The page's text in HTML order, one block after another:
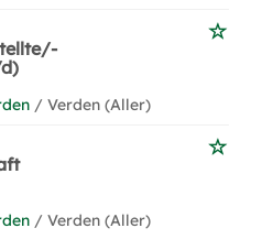
/ Verden (Aller)
/ Verden (Aller)